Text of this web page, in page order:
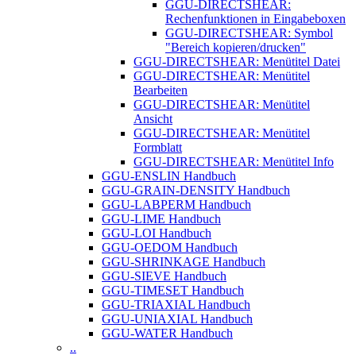
GGU-DIRECTSHEAR:
Rechenfunktionen in Eingabeboxen
GGU-DIRECTSHEAR: Symbol
"Bereich kopieren/drucken"
GGU-DIRECTSHEAR: Menütitel Datei
GGU-DIRECTSHEAR: Menütitel
Bearbeiten
GGU-DIRECTSHEAR: Menütitel
Ansicht
GGU-DIRECTSHEAR: Menütitel
Formblatt
GGU-DIRECTSHEAR: Menütitel Info
GGU-ENSLIN Handbuch
GGU-GRAIN-DENSITY Handbuch
GGU-LABPERM Handbuch
GGU-LIME Handbuch
GGU-LOI Handbuch
GGU-OEDOM Handbuch
GGU-SHRINKAGE Handbuch
GGU-SIEVE Handbuch
GGU-TIMESET Handbuch
GGU-TRIAXIAL Handbuch
GGU-UNIAXIAL Handbuch
GGU-WATER Handbuch
..